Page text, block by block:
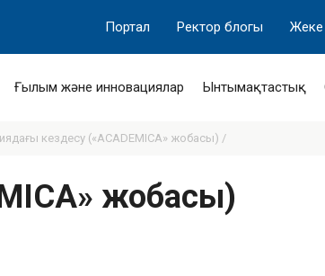
Жеке
Ректор блогы
Портал
Ғылым және инновациялар Ынтымақтастық
кездесу («ACADEMICA» жобасы) /
жобасы)